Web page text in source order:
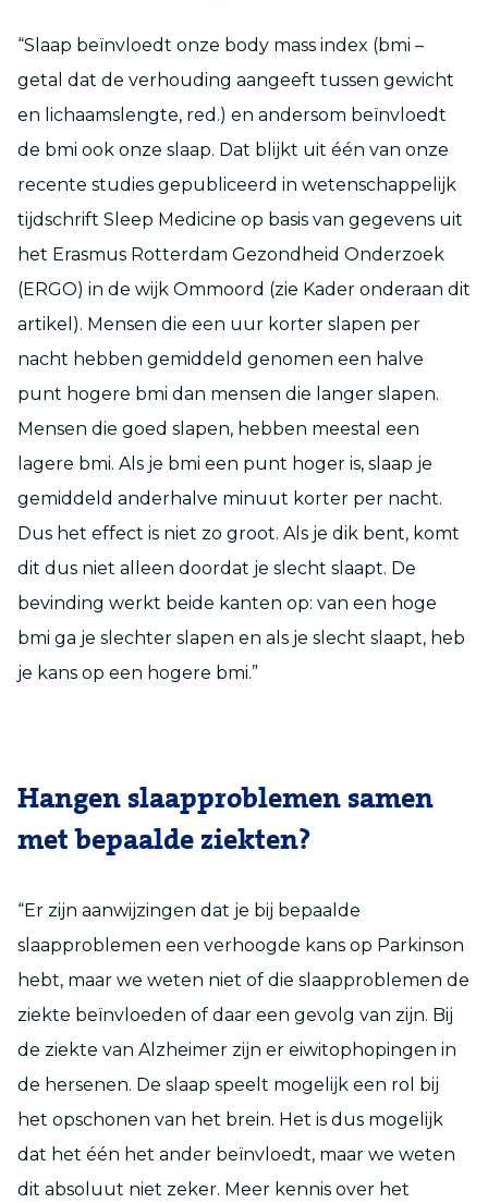
“Slaap beïnvloedt onze body mass index (bmi –
getal dat de verhouding aangeeft tussen gewicht
en lichaamslengte, red.) en andersom beïnvloedt
de bmi ook onze slaap. Dat blijkt uit één van onze
recente studies gepubliceerd in wetenschappelijk
tijdschrift Sleep Medicine op basis van gegevens uit
het Erasmus Rotterdam Gezondheid Onderzoek
(ERGO) in de wijk Ommoord (zie Kader onderaan dit
artikel). Mensen die een uur korter slapen per
nacht hebben gemiddeld genomen een halve
punt hogere bmi dan mensen die langer slapen.
Mensen die goed slapen, hebben meestal een
lagere bmi. Als je bmi een punt hoger is, slaap je
gemiddeld anderhalve minuut korter per nacht.
Dus het effect is niet zo groot. Als je dik bent, komt
dit dus niet alleen doordat je slecht slaapt. De
bevinding werkt beide kanten op: van een hoge
bmi ga je slechter slapen en als je slecht slaapt, heb
je kans op een hogere bmi.”
Hangen slaapproblemen samen
met bepaalde ziekten?
“Er zijn aanwijzingen dat je bij bepaalde
slaapproblemen een verhoogde kans op Parkinson
hebt, maar we weten niet of die slaapproblemen de
ziekte beïnvloeden of daar een gevolg van zijn. Bij
de ziekte van Alzheimer zijn er eiwitophopingen in
de hersenen. De slaap speelt mogelijk een rol bij
het opschonen van het brein. Het is dus mogelijk
dat het één het ander beïnvloedt, maar we weten
dit absoluut niet zeker. Meer kennis over het